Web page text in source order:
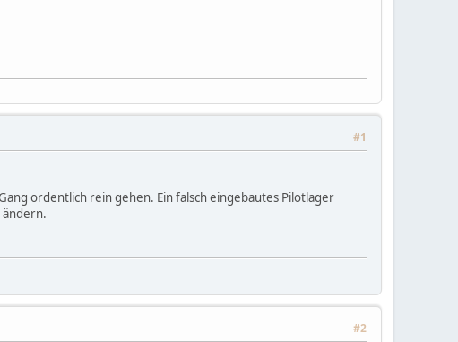
#1
ordentlich rein gehen. Ein falsch eingebautes Pilotlager
ändern.
#2